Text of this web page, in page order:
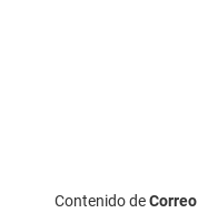
Contenido deCorreo